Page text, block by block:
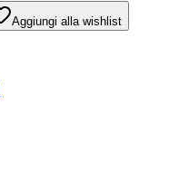
Aggiungi alla wishlist